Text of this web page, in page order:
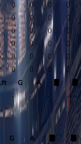
0 0 0
0
0 0 0
0
0 0 0
0
0 0 0
0
0 0 0
0
0 0 0 0
G A
- - - -
G A